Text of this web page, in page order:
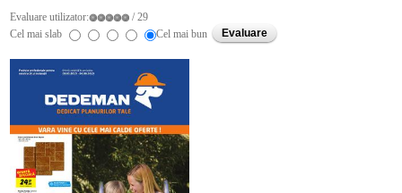
Evaluare utilizator:
/ 29
Cel mai slab
Cel mai bun